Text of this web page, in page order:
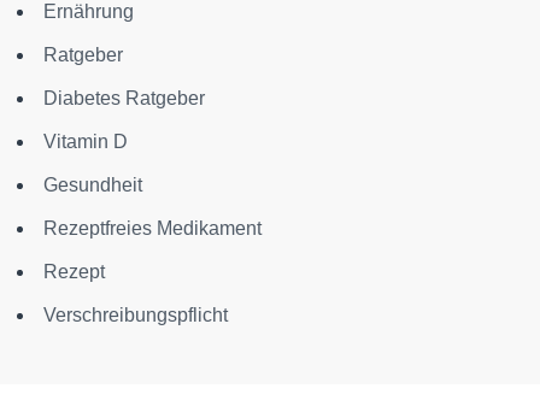
Ernährung
Ratgeber
Diabetes Ratgeber
Vitamin D
Gesundheit
Rezeptfreies Medikament
Rezept
Verschreibungspflicht